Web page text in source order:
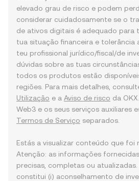
elevado grau de risco e podem
considerar cuidadosamente se o
de ativos digitais é adequado para
tua situação financeira e tolerância
teu profissional jurídico/fiscal/de
dúvidas sobre as tuas
todos os produtos estão
regiões. Para mais detalhes,
Utilização e a Aviso de risco da
Web3 e os seus serviços auxiliares
Termos de Serviço separados.
Estás a visualizar conteúdo que foi
Atenção: as informações
precisas, completas ou
constitui (i) aconselhamento de